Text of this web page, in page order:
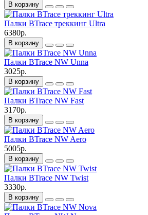
В корзину
Палки BTrace треккинг Ultra
6380р.
В корзину
Палки BTrace NW Unna
3025р.
В корзину
Палки BTrace NW Fast
3170р.
В корзину
Палки BTrace NW Aero
5005р.
В корзину
Палки BTrace NW Twist
3330р.
В корзину